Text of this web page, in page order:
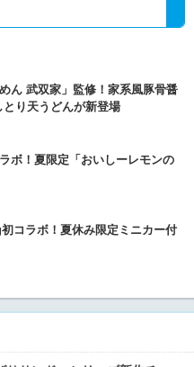
ん 武双家」監修！家系風豚骨醤
り天うどんが新登場
ボ！夏限定「おいしーレモンの
コラボ！夏休み限定ミニカー付